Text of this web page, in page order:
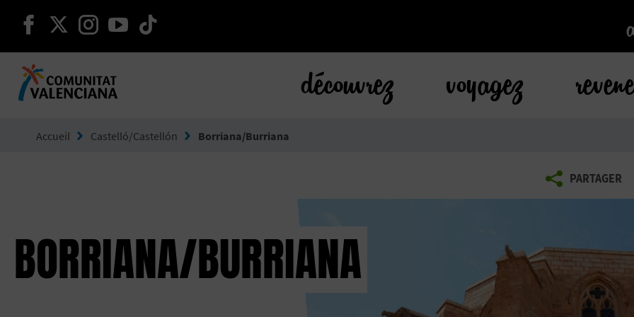
continuer sur facebook
continuer sur twitter
continuer sur instagram
continuer sur youtube
découvrez voyagez
Accueil Castelló/Castellón Borriana/Burriana
BORRIANA/BURRIANA
PARTAGER